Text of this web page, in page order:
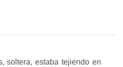
soltera, estaba tejiendo en